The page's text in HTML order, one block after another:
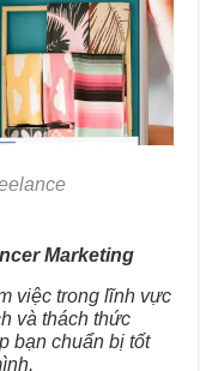
Marketing
việc trong lĩnh vực
và thách thức
bạn chuẩn bị tốt